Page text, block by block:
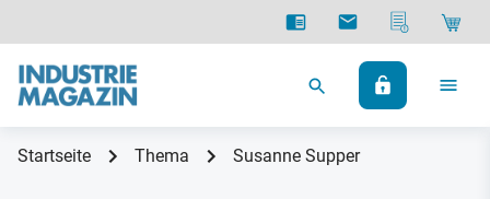
Startseite Thema Susanne Supper